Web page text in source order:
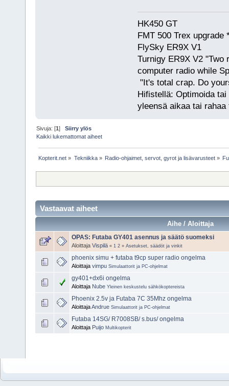
HK450 GT
FMT 500 Trex upgrade
FlySky ER9X V1
Turnigy ER9X V2 "Two
computer radio while
"It's total crap. Do
Hifistellä: Optimoida
yleensä aikaa tai
Sivuja: [1]Siirry ylös
Kaikki lukemattomat aiheet
Kopterit.net » Tekniikka» Radio-ohjaimet, servot, gyrot ja lisävarusteet»
Vastaavat aiheet
Aihe / Aloittaja
OPAS: Futaba GY401 asennus ja säätö suomeksi
Aloittaja Vispilä « 1 2 » Asetukset, säädöt ja vinkit
phoenix simu + futaba t9cp super radio ongelma
Aloittaja vimpu Simulaattorit ja PC-ohjelmat
gy401+dx6i ongelma
Aloittaja Nube Yleinen keskustelu sähkökoptereista
Phoenix 2.5v ja Futaba 7C 35Mhz ongelma
AloittajaAndrue Simulaattorit ja PC-ohjelmat
Futaba 14SG/ R7008SB/ s.bus/ ongelma
Aloittaja Puijo Multikopterit